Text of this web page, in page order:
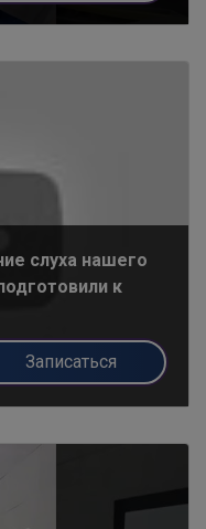
слуха нашего
к
Записаться